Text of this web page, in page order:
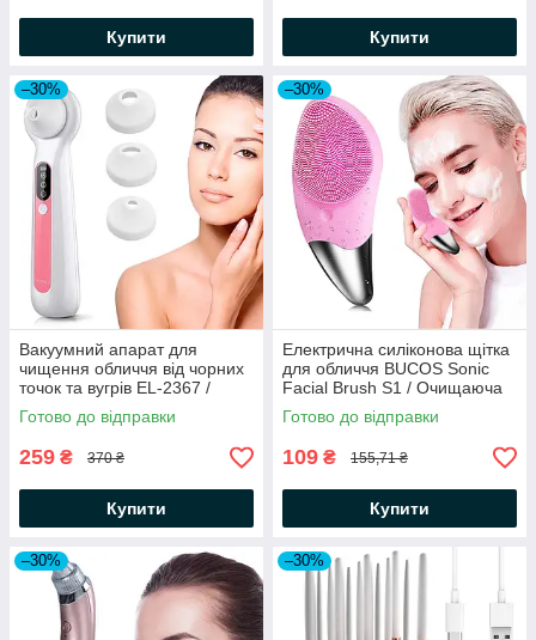
Купити Купити
–30%
Вакуумний апарат для
чищення обличчя від чорних
точок та вугрів EL-2367 /
Прилад для вакуумного
очищення пор
Готово до відправки
259 ₴ 370 ₴
Купити
–30%
Електрична силіконова щітка
для обличчя BUCOS Sonic
Facial Brush S1 / Очищаюча
щітка для шкіри
Готово до відправки
109 ₴ 155,71 ₴
Купити
–30% –30%